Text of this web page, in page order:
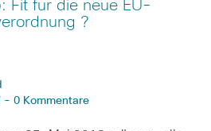
Fit für die neue EU-
?
- 0 Kommentare